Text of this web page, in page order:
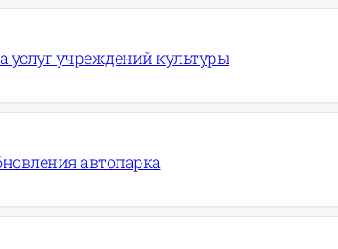
услуг учреждений культуры
автопарка